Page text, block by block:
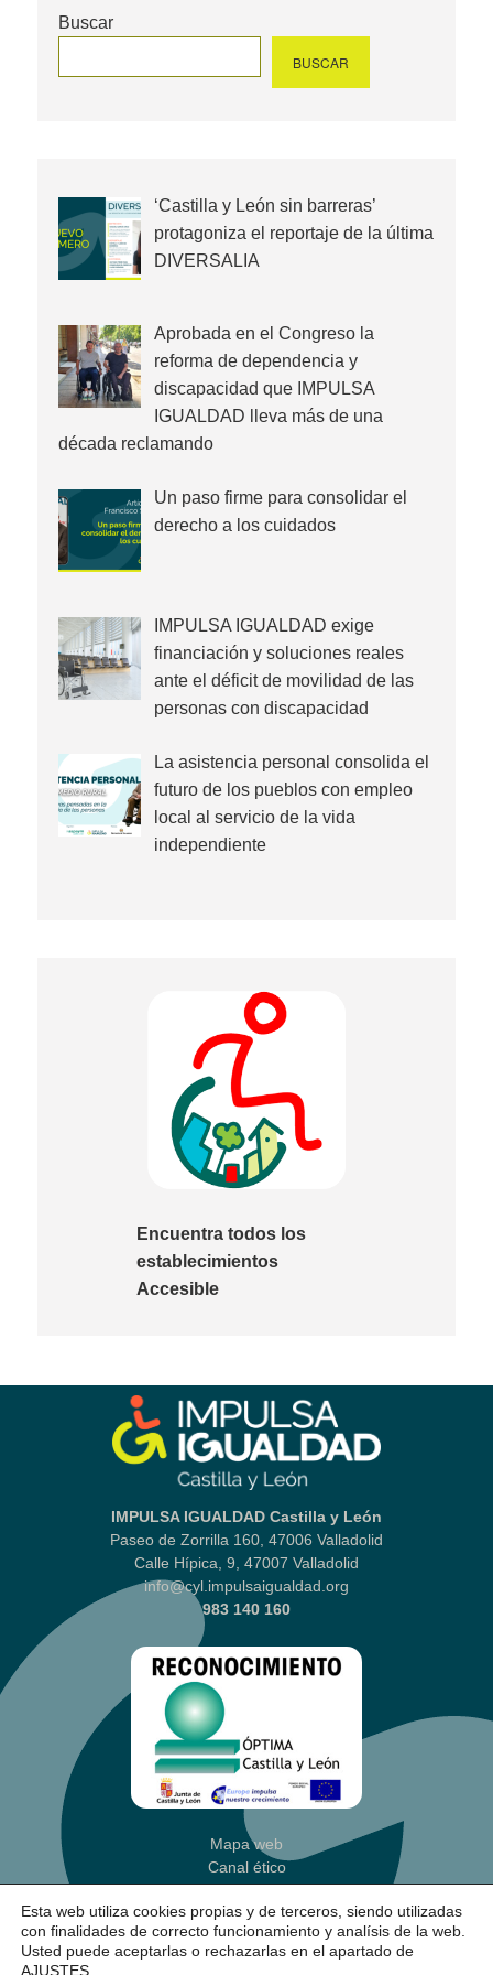
Buscar
BUSCAR
‘Castilla y León sin barreras’
protagoniza el reportaje de la última
DIVERSALIA
Aprobada en el Congreso la
reforma de dependencia y
discapacidad que IMPULSA
IGUALDAD lleva más de una
década reclamando
Un paso firme para consolidar el
derecho a los cuidados
IMPULSA IGUALDAD exige
financiación y soluciones reales
ante el déficit de movilidad de las
personas con discapacidad
La asistencia personal consolida el
futuro de los pueblos con empleo
local al servicio de la vida
independiente
Encuentra todos los
establecimientos
Accesible
IMPULSA IGUALDAD Castilla y León
Paseo de Zorrilla 160, 47006 Valladolid
Calle Hípica, 9, 47007 Valladolid
info@cyl.impulsaigualdad.org
983 140 160
Mapa web
Canal ético
Aviso legal|Política Privacidad
Política de cookies (Ajustes)
Accesibilidad
Esta web utiliza cookies propias y de terceros, siendo utilizadas
con finalidades de correcto funcionamiento y analísis de la web.
Usted puede aceptarlas o rechazarlas en el apartado de
AJUSTES